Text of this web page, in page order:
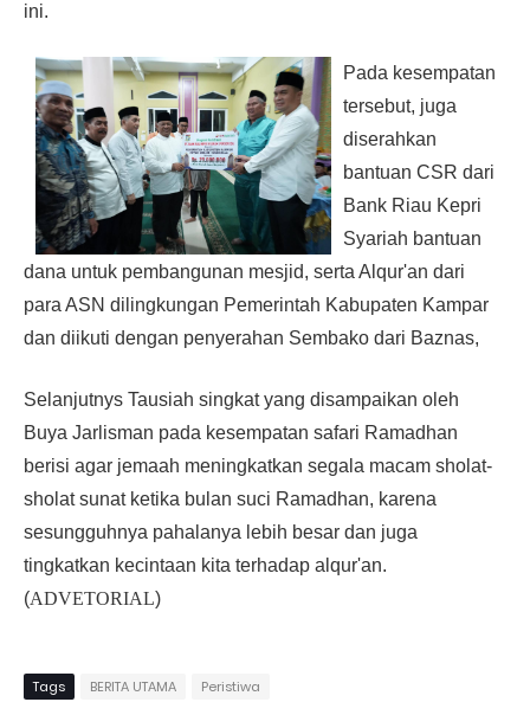
ini.
Pada kesempatan
tersebut, juga
diserahkan
bantuan CSR dari
Bank Riau Kepri
Syariah bantuan
dana untuk pembangunan mesjid, serta Alqur'an dari
para ASN dilingkungan Pemerintah Kabupaten Kampar
dan diikuti dengan penyerahan Sembako dari Baznas,
Selanjutnys Tausiah singkat yang disampaikan oleh
Buya Jarlisman pada kesempatan safari Ramadhan
berisi agar jemaah meningkatkan segala macam sholat-
sholat sunat ketika bulan suci Ramadhan, karena
sesungguhnya pahalanya lebih besar dan juga
tingkatkan kecintaan kita terhadap alqur'an.
(ADVETORIAL)
Tags BERITA UTAMA Peristiwa